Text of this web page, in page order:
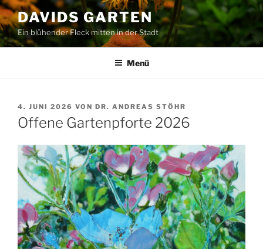
Zum
Inhalt
springen
DAVIDS GARTEN
Ein blühender Fleck mitten in der Stadt
Menü
VERÖFFENTLICHT
AM
4. JUNI 2026 VON DR. ANDREAS STÖHR
Offene Gartenpforte 2026